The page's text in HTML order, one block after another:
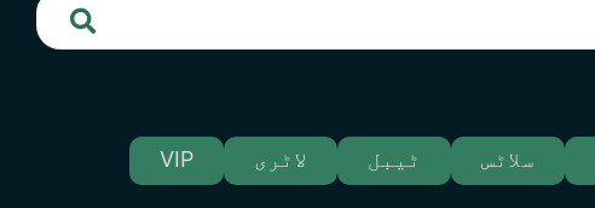
سلاٹس ٹیبل لاٹری VIP